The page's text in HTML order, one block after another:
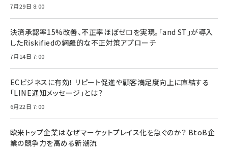
7月29日 8:00
決済承認率15%改善、不正率ほぼゼロを実現。「and ST」が導入
したRiskifiedの網羅的な不正対策アプローチ
7月14日 7:00
ECビジネスに有効！ リピート促進や顧客満足度向上に直結する
「LINE通知メッセージ」とは？
6月22日 7:00
欧米トップ企業はなぜマーケットプレイス化を急ぐのか？ BtoB企
業の競争力を高める新潮流